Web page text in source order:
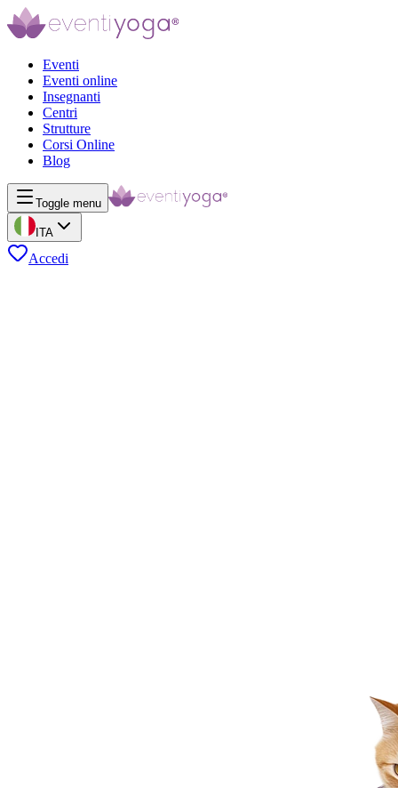
Eventi
Eventi online
Insegnanti
Centri
Strutture
Corsi Online
Blog
Toggle menu
ITA
Accedi